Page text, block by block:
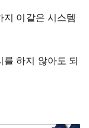
지 이같은 시스템
하지 않아도 되